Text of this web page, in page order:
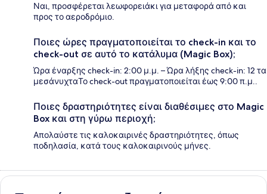
Ναι, προσφέρεται λεωφορειάκι για μεταφορά από και
προς το αεροδρόμιο.
Ποιες ώρες πραγματοποιείται το check-in και το
check-out σε αυτό το κατάλυμα (Magic Box);
Ώρα έναρξης check-in: 2:00 μ.μ. – Ώρα λήξης check-in: 12 τα
μεσάνυχταΤο check-out πραγματοποιείται έως 9:00 π.μ..
Ποιες δραστηριότητες είναι διαθέσιμες στο Magic
Box και στη γύρω περιοχή;
Απολαύστε τις καλοκαιρινές δραστηριότητες, όπως
ποδηλασία, κατά τους καλοκαιρινούς μήνες.